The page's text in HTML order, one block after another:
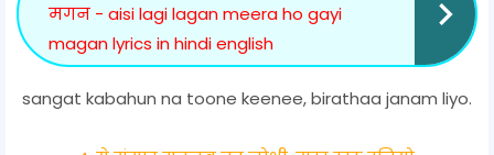
मगन - aisi lagi lagan meera ho gayi
magan lyrics in hindi english
sangat kabahun na toone keenee, birathaa janam liyo.